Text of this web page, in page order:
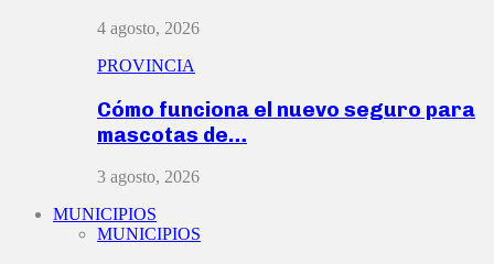
4 agosto, 2026
PROVINCIA
Cómo funciona el nuevo seguro para
mascotas de…
3 agosto, 2026
MUNICIPIOS
MUNICIPIOS